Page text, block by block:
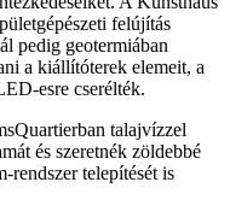
felújítás
pedig geotermiában
a kiállítóterek elemeit, a
esre cserélték.
talajvízzel
és szeretnék zöldebbé
rendszer telepítését is